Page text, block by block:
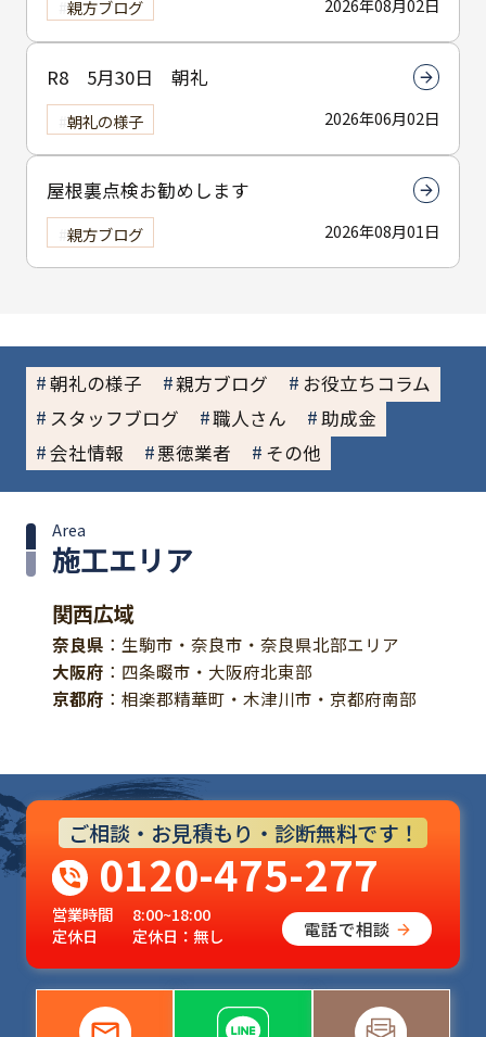
2026年08月02日
親方ブログ
R8 5月30日 朝礼
2026年06月02日
朝礼の様子
屋根裏点検お勧めします
2026年08月01日
親方ブログ
朝礼の様子 親方ブログ
お役立ちコラム
スタッフブログ
職人さん
助成金
会社情報
悪徳業者 その他
施工エリア
Area
関西広域
奈良県 ：生駒市・奈良市・奈良県北部エリア
大阪府 ：四条畷市・大阪府北東部
京都府 ：相楽郡精華町・木津川市・京都府南部
ご相談・お見積もり・診断無料です！
0120-475-277
営業時間
8:00~18:00
定休日
定休日：無し 電話で相談